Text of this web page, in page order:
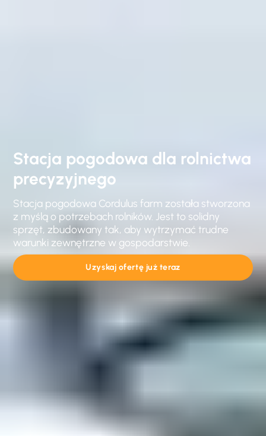
Stacja pogodowa dla rolnictwa
precyzyjnego
Stacja pogodowa Cordulus farm została stworzona
z myślą o potrzebach rolników. Jest to solidny
sprzęt, zbudowany tak, aby wytrzymać trudne
warunki zewnętrzne w gospodarstwie.
Uzyskaj ofertę już teraz